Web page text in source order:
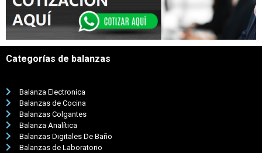
Categorías de balanzas
Balanza Electronica
Balanzas de Cocina
Balanzas Colgantes
Balanza Analítica
Balanzas Digitales De Baño
Balanzas de Laboratorio